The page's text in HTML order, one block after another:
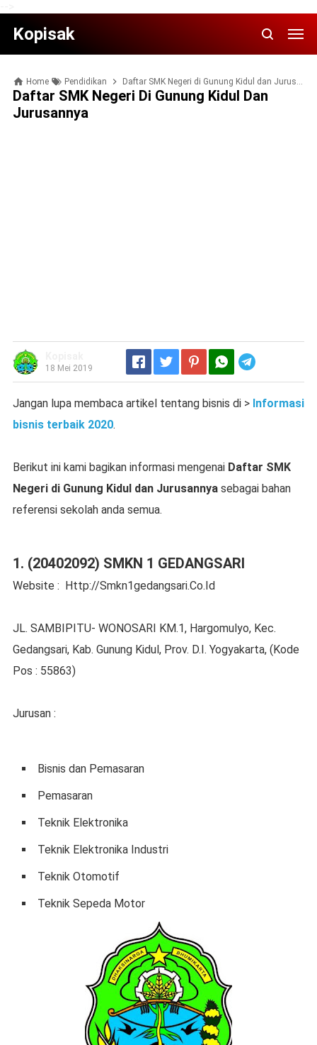
Kopisak
Home Pendidikan Daftar SMK Negeri di Gunung Kidul dan Jurusannya
Daftar SMK Negeri Di Gunung Kidul Dan
Jurusannya
18 Mei 2019
Jangan lupa membaca artikel tentang bisnis di > Informasi
bisnis terbaik 2020.
Berikut ini kami bagikan informasi mengenai Daftar SMK
Negeri di Gunung Kidul dan Jurusannyasebagai bahan
referensi sekolah anda semua.
1. (20402092) SMKN 1 GEDANGSARI
Website : Http://Smkn1gedangsari.Co.Id
JL. SAMBIPITU- WONOSARI KM.1, Hargomulyo, Kec.
Gedangsari, Kab. Gunung Kidul, Prov. D.I. Yogyakarta, (Kode
Pos : 55863)
Jurusan :
Bisnis dan Pemasaran
Pemasaran
Teknik Elektronika
Teknik Elektronika Industri
Teknik Otomotif
Teknik Sepeda Motor